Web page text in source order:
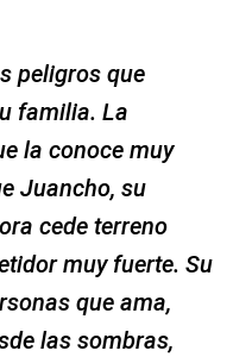
peligros que
familia. La
la conoce muy
Juancho, su
cede terreno
muy fuerte. Su
que ama,
las sombras,